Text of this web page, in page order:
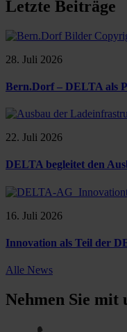
Letzte Beiträge
28. Juli 2026
Bern.Dorf – DELTA als
22. Juli 2026
DELTA begleitet den
16. Juli 2026
Innovation als Teil der
Alle News
Nehmen Sie mit